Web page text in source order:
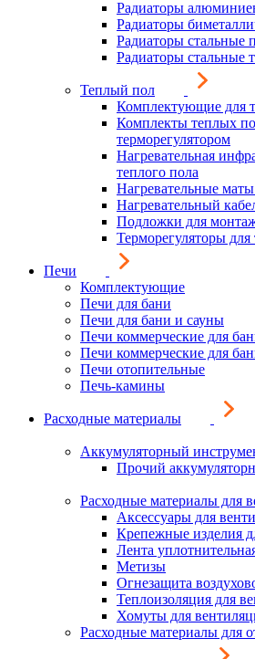
Радиаторы
Радиаторы
Радиаторы стальные
Радиаторы стальные
Теплый пол
Комплектующие для
Комплекты теплых
терморегулятором
Нагревательная
теплого пола
Нагревательные
Нагревательный
Подложки для
Терморегуляторы для
Печи
Комплектующие
Печи для бани
Печи для бани и сауны
Печи коммерческие для
Печи коммерческие для
Печи отопительные
Печь-камины
Расходные материалы
Аккумуляторный
Прочий
Расходные материалы для
Аксессуары для
Крепежные изделия
Лента
Метизы
Огнезащита
Теплоизоляция для
Хомуты для
Расходные материалы для